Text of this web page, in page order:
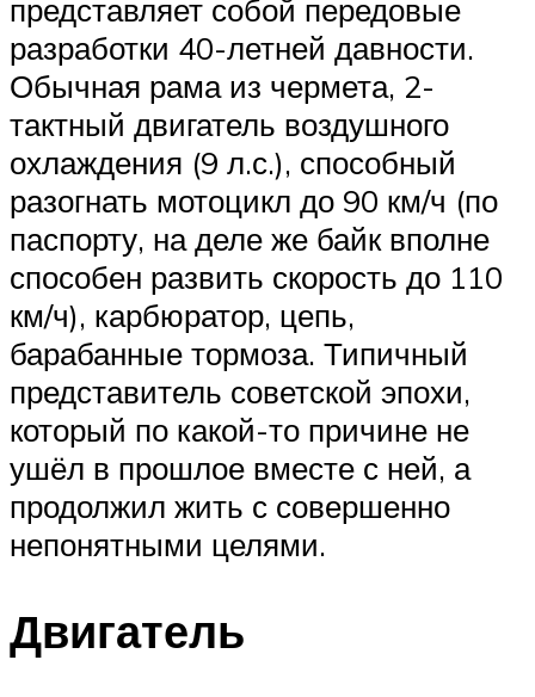
представляет собой передовые
разработки 40-летней давности.
Обычная рама из чермета, 2-
тактный двигатель воздушного
охлаждения (9 л.с.), способный
разогнать мотоцикл до 90 км/ч (по
паспорту, на деле же байк вполне
способен развить скорость до 110
км/ч), карбюратор, цепь,
барабанные тормоза. Типичный
представитель советской эпохи,
который по какой-то причине не
ушёл в прошлое вместе с ней, а
продолжил жить с совершенно
непонятными целями.
Двигатель